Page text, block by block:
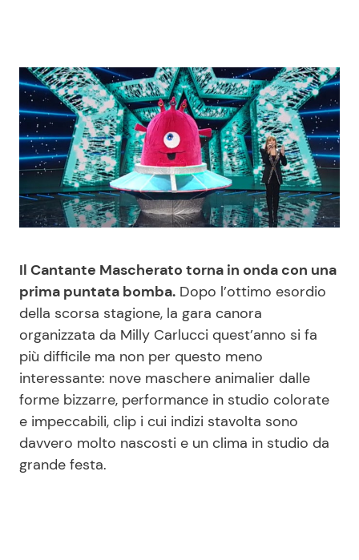
News Musica
News Spettacolo
Benessere
Casa
Moda e Style
Mondo Mamma
News benessere
Salute
Viaggi e Turismo
Cucina e Ricette
Consigli di Cucina
Le Ricette in TV
Primi Piatti
Ricette Facili e Veloci
Ricette Feste
Il Cantante Mascherato torna in onda con una
prima puntata bomba. Dopo l’ottimo esordio
della scorsa stagione, la gara canora
organizzata da Milly Carlucci quest’anno si fa
più difficile ma non per questo meno
interessante: nove maschere animalier dalle
forme bizzarre, performance in studio colorate
e impeccabili, clip i cui indizi stavolta sono
davvero molto nascosti e un clima in studio da
grande festa.